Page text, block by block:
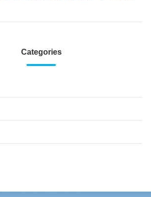
Categories